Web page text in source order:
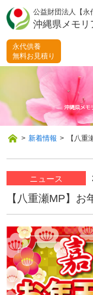
公益財団法人【永
沖縄県メモリ
永代供養
無料お見積り
> 新着情報 > 【八重
ニュース
【八重瀬MP】お